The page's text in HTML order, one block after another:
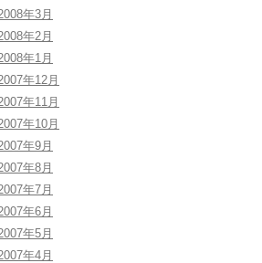
年3月
年2月
年1月
年12月
年11月
年10月
年9月
年8月
年7月
年6月
年5月
年4月